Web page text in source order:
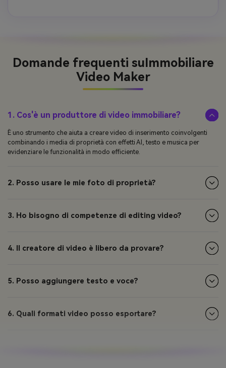
Domande frequenti su Immobiliare
Video Maker
1. Cos'è un produttore di video immobiliare?
È uno strumento che aiuta a creare video di inserimento coinvolgenti
combinando i media di proprietà con effetti AI, testo e musica per
evidenziare le funzionalità in modo efficiente.
2. Posso usare le mie foto di proprietà?
3. Ho bisogno di competenze di editing video?
4. Il creatore di video è libero da provare?
5. Posso aggiungere testo e voce?
6. Quali formati video posso esportare?